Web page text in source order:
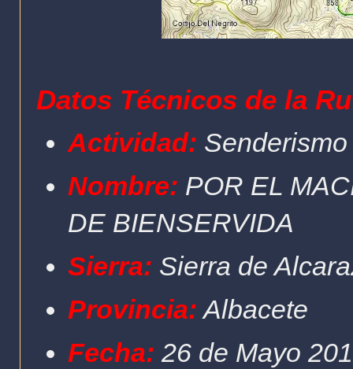
Datos Técnicos de la
Actividad: Senderismo
Nombre: POR EL
DE BIENSERVIDA
Sierra: Sierra de
Provincia: Albacete
Fecha: 26 de Mayo